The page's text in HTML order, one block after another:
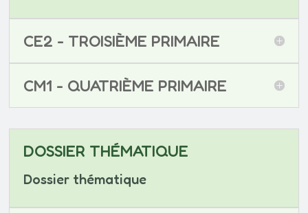
CE2 - TROISIÈME PRIMAIRE
CM1 - QUATRIÈME PRIMAIRE
DOSSIER THÉMATIQUE
Dossier thématique